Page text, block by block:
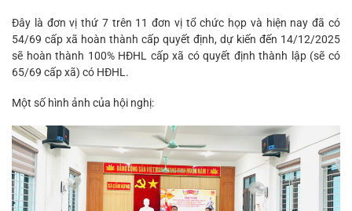
Đây là đơn vị thứ 7 trên 11 đơn vị tổ chức họp và hiện nay đã có
54/69 cấp xã hoàn thành cấp quyết định, dự kiến đến 14/12/2025
sẽ hoàn thành 100% HĐHL cấp xã có quyết định thành lập (sẽ có
65/69 cấp xã) có HĐHL.
Một số hình ảnh của hội nghị: